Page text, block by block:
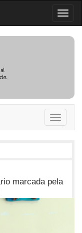
Toggle
marcada pela